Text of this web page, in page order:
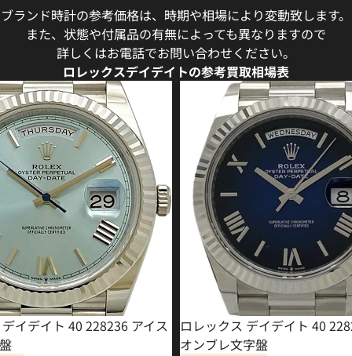
ブランド時計の参考価格は、時期や相場により変動致します。
また、状態や付属品の有無によっても異なりますので
詳しくはお電話でお問い合わせください。
ロレックスデイデイトの参考買取相場表
イデイト 40 228236 アイス
ロレックス デイデイト 40
オンブレ文字盤